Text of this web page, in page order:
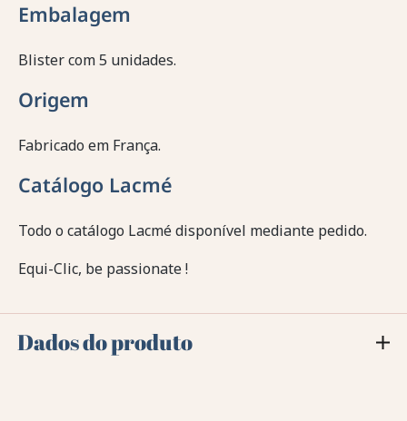
Embalagem
Blister com 5 unidades.
Origem
Fabricado em França.
Catálogo Lacmé
Todo o catálogo Lacmé disponível mediante pedido.
Equi-Clic, be passionate !
Dados do produto